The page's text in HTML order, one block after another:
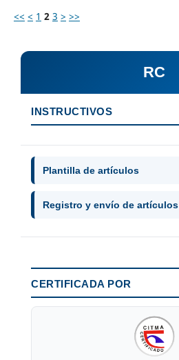
<< < 1 2 3 > >>
RC
INSTRUCTIVOS
Plantilla de artículos
Registro y envío de artículos
CERTIFICADA POR